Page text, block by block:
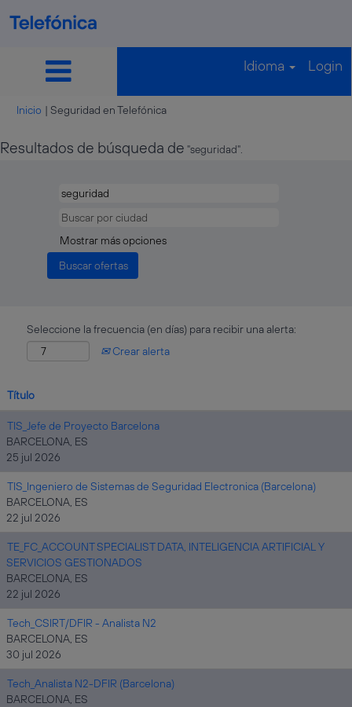
Idioma Login
Inicio | Seguridad en Telefónica(página
Resultados de búsqueda de "seguridad".
Mostrar más opciones
Seleccione la frecuencia (en días) para recibir una alerta:
Crear alerta
Título
TIS_Jefe de Proyecto Barcelona
BARCELONA, ES
25 jul 2026
TIS_Ingeniero de Sistemas de Seguridad Electronica (Barcelona)
BARCELONA, ES
22 jul 2026
TE_FC_ACCOUNT SPECIALIST DATA, INTELIGENCIA ARTIFICIAL Y
SERVICIOS GESTIONADOS
BARCELONA, ES
22 jul 2026
Tech_CSIRT/DFIR - Analista N2
BARCELONA, ES
30 jul 2026
Tech_Analista N2-DFIR (Barcelona)
BARCELONA, ES